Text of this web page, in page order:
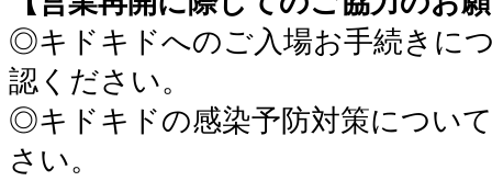
◎キドキドへのご入場お手続きに
認ください。
◎キドキドの感染予防対策につい
さい。